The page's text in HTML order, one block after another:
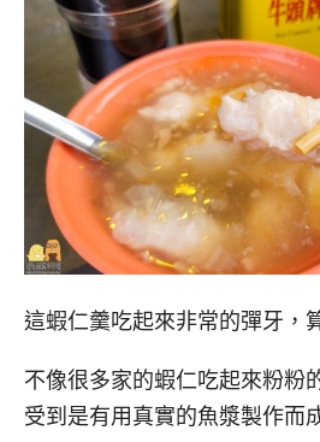
這蝦仁羹吃起來非常的彈牙，
不像很多家的蝦仁吃起來粉粉
受到是有用真實的魚漿製作而